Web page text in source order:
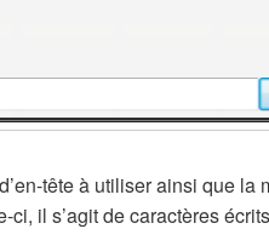
tête à utiliser ainsi que la
ci, il s’agit de caractères